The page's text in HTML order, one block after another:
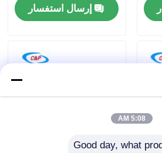
إرسال استفسار
5:08 AM
Good day, what